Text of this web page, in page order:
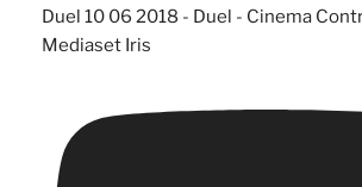
Duel 10 06 2018 - Duel - Cinema
Mediaset Iris